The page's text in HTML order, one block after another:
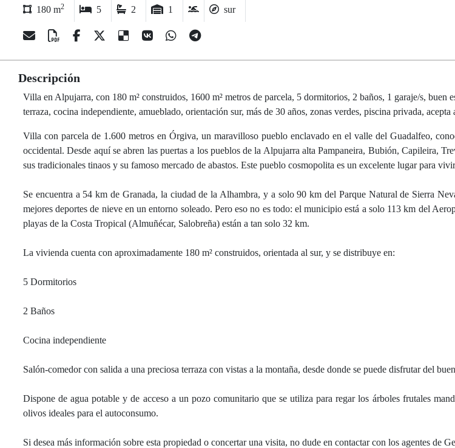
180 m2 5 2 1 sur
Descripción
Villa en Alpujarra, con 180 m² construidos, 1600 m² metros de parcela, 5 dormitorios, 2 baños, 1 garaje/s, buen
terraza, cocina independiente, amueblado, orientación sur, más de 30 años, zonas verdes, piscina privada, acepta
Villa con parcela de 1.600 metros en Órgiva, un maravilloso pueblo enclavado en el valle del Guadalfeo,
occidental. Desde aquí se abren las puertas a los pueblos de la Alpujarra alta Pampaneira, Bubión, Capileira,
sus tradicionales tinaos y su famoso mercado de abastos. Este pueblo cosmopolita es un excelente lugar para
Se encuentra a 54 km de Granada, la ciudad de la Alhambra, y a solo 90 km del Parque Natural de Sierra
mejores deportes de nieve en un entorno soleado. Pero eso no es todo: el municipio está a solo 113 km del
playas de la Costa Tropical (Almuñécar, Salobreña) están a tan solo 32 km.
La vivienda cuenta con aproximadamente 180 m² construidos, orientada al sur, y se distribuye en:
5 Dormitorios
2 Baños
Cocina independiente
Salón-comedor con salida a una preciosa terraza con vistas a la montaña, desde donde se puede disfrutar del
Dispone de agua potable y de acceso a un pozo comunitario que se utiliza para regar los árboles frutales
olivos ideales para el autoconsumo.
Si desea más información sobre esta propiedad o concertar una visita, no dude en contactar con los agentes de